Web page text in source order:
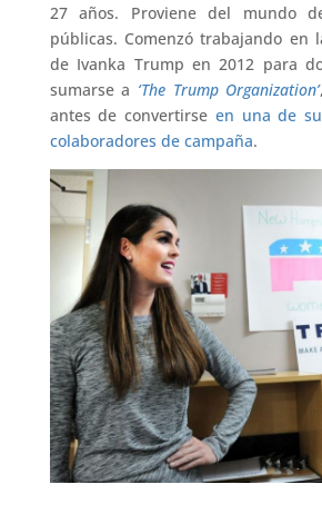
27 años. Proviene del mundo
públicas. Comenzó trabajando en
de Ivanka Trump en 2012 para
sumarse a ‘The Trump Organization’
antes de convertirse en una de
colaboradores de campaña.